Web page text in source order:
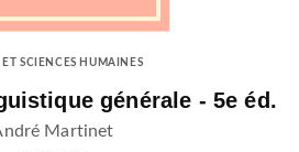
ET SCIENCES HUMAINES
générale - 5e éd.
Martinet